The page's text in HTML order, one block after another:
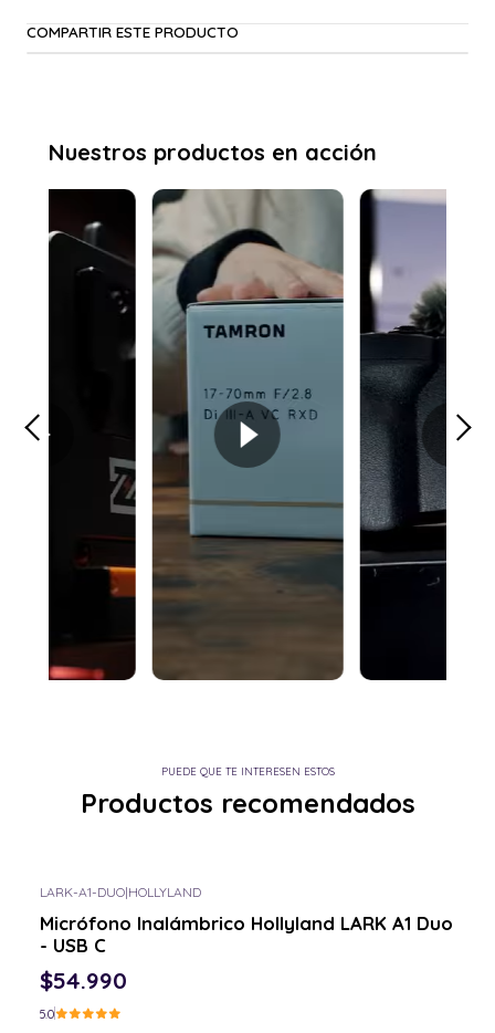
COMPARTIR ESTE PRODUCTO
PUEDE QUE TE INTERESEN ESTOS
Productos recomendados
LARK-A1-DUO|HOLLYLAND
Micrófono Inalámbrico Hollyland LARK A1 Duo
- USB C
$54.990
5.0